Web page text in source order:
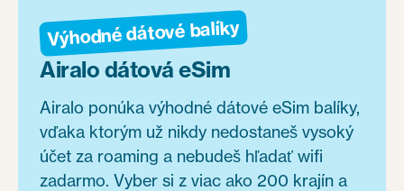
Výhodné dátové balíky
Airalo dátová eSim
Airalo ponúka výhodné dátové eSim balíky,
vďaka ktorým už nikdy nedostaneš vysoký
účet za roaming a nebudeš hľadať wifi
zadarmo. Vyber si z viac ako 200 krajín a